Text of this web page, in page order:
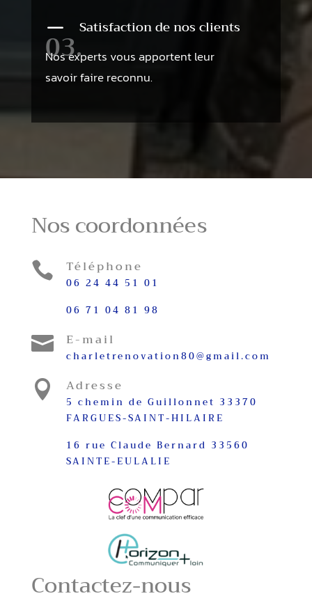
03.
K Satisfaction de nos clients
Nos experts vous apportent leur
savoir faire reconnu.
Nos coordonnées
 Téléphone
06 24 44 51 01
06 71 04 81 98
 E-mail
charletrenovation80@gmail.com
 Adresse
5 chemin de Guillonnet 33370
FARGUES-SAINT-HILAIRE
16 rue Claude Bernard 33560
SAINTE-EULALIE
Contactez-nous